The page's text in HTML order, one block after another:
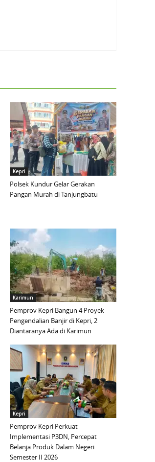
Kepri
Polsek Kundur Gelar Gerakan
Pangan Murah di Tanjungbatu
Karimun
Pemprov Kepri Bangun 4 Proyek
Pengendalian Banjir di Kepri, 2
Diantaranya Ada di Karimun
Kepri
Pemprov Kepri Perkuat
Implementasi P3DN, Percepat
Belanja Produk Dalam Negeri
Semester II 2026